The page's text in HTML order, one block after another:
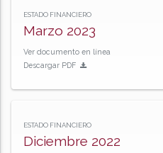
ESTADO FINANCIERO
Marzo 2023
Ver documento en línea
Descargar PDF
ESTADO FINANCIERO
Diciembre 2022